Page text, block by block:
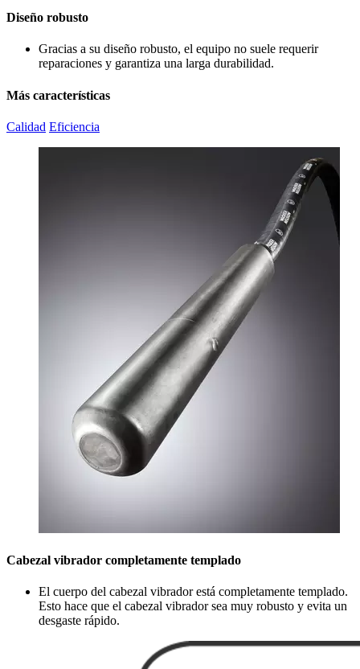
Diseño robusto
Gracias a su diseño robusto, el equipo no suele requerir
reparaciones y garantiza una larga durabilidad.
Más características
Calidad Eficiencia
Cabezal vibrador completamente templado
El cuerpo del cabezal vibrador está completamente templado.
Esto hace que el cabezal vibrador sea muy robusto y evita un
desgaste rápido.